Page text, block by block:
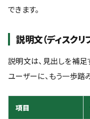
できます。
説明文（ディスクリ
説明文は、見出しを補足
ユーザーに、もう一歩踏
項目